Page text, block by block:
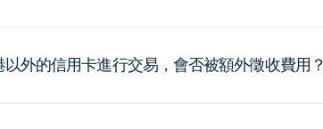
外的信用卡進行交易，會否被額外徵收費用？